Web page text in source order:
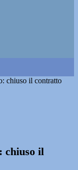
chiuso il contratto
chiuso il